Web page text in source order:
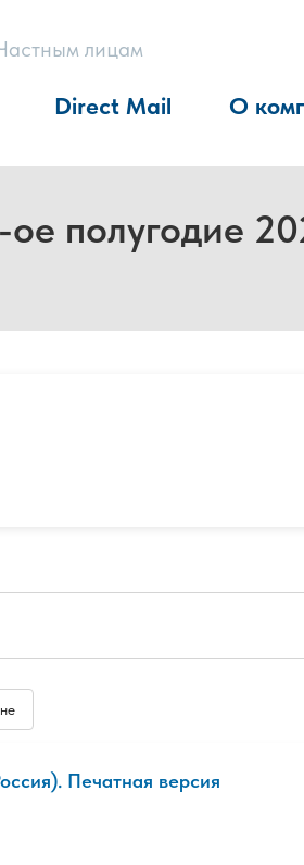
лицам
Direct Mail О
полугодие
Печатная версия